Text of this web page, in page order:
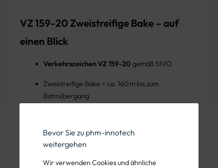
Bevor Sie zu phm-innotech
weitergehen
Wir verwenden Cookies und ähnliche
VZ 159-20 Zweistreifige Bake – auf
einen Blick
Verkehrszeichen VZ 159-20 gemäß StVO
Zweistreifige Bake = ca. 160 m bis zum
Bahnübergang
verkehrstechnischen Gegebenheiten
Teil einer gestaffelten Ankündigung mit weiteren
Bakenzeichen